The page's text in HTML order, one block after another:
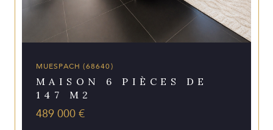
MUESPACH (68640)
MAISON 6 PIÈCES DE
147 M2
489 000 €